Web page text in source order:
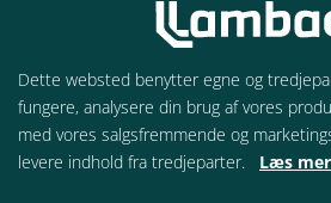
OPTIMER DIN
Dette websted benytter egne og
fungere, analysere din brug af vores
med vores salgsfremmende og
levere indhold fra tredjeparter. Læs